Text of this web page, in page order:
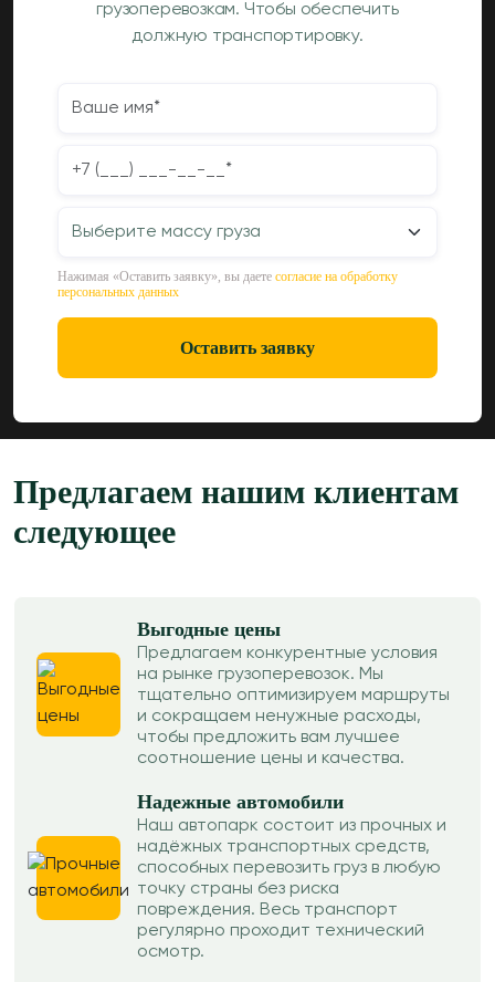
грузоперевозкам. Чтобы обеспечить
должную транспортировку.
Нажимая «Оставить заявку», вы даете согласие на обработку
персональных данных
Оставить заявку
Предлагаем нашим клиентам
следующее
Выгодные цены
Предлагаем конкурентные условия
на рынке грузоперевозок. Мы
тщательно оптимизируем маршруты
и сокращаем ненужные расходы,
чтобы предложить вам лучшее
соотношение цены и качества.
Надежные автомобили
Наш автопарк состоит из прочных и
надёжных транспортных средств,
способных перевозить груз в любую
точку страны без риска
повреждения. Весь транспорт
регулярно проходит технический
осмотр.